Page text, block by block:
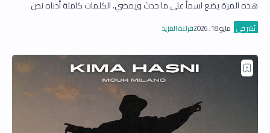
هذه المرة يضع اسماً على ما حدث ويمضي. الكلمات كاملة أدناه نص
أغن…